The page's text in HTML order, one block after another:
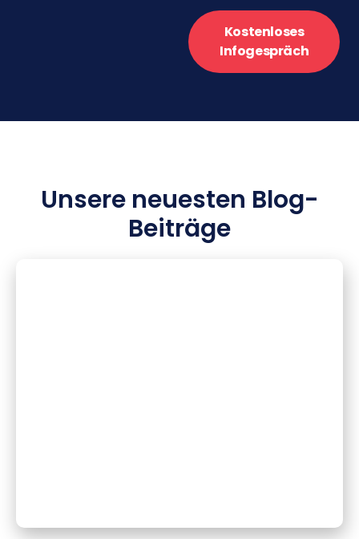
Kostenloses
Infogespräch
Unsere neuesten Blog-
Beiträge